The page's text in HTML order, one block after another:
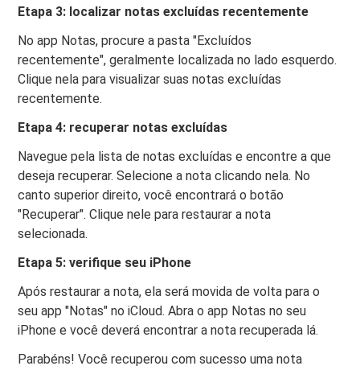
Etapa 3: localizar notas excluídas recentemente
No app Notas, procure a pasta "Excluídos
recentemente", geralmente localizada no lado esquerdo.
Clique nela para visualizar suas notas excluídas
recentemente.
Etapa 4: recuperar notas excluídas
Navegue pela lista de notas excluídas e encontre a que
deseja recuperar. Selecione a nota clicando nela. No
canto superior direito, você encontrará o botão
"Recuperar". Clique nele para restaurar a nota
selecionada.
Etapa 5: verifique seu iPhone
Após restaurar a nota, ela será movida de volta para o
seu app "Notas" no iCloud. Abra o app Notas no seu
iPhone e você deverá encontrar a nota recuperada lá.
Parabéns! Você recuperou com sucesso uma nota